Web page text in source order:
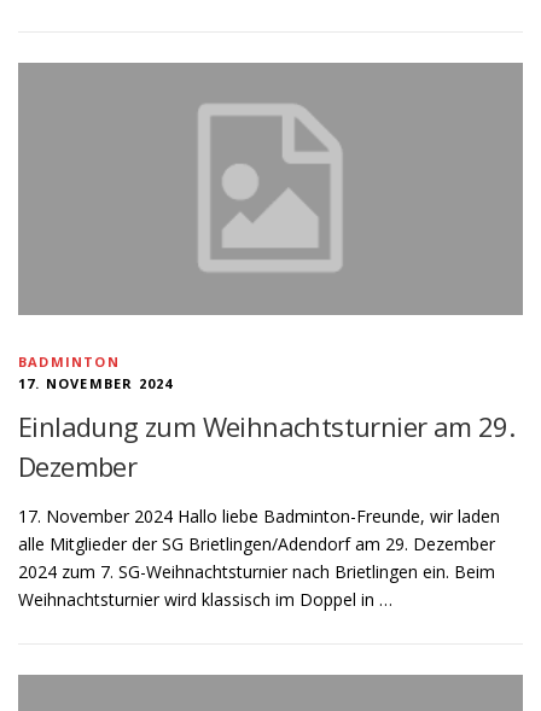
BADMINTON
17. NOVEMBER 2024
Einladung zum Weihnachtsturnier am 29.
Dezember
17. November 2024 Hallo liebe Badminton-Freunde, wir laden
alle Mitglieder der SG Brietlingen/Adendorf am 29. Dezember
2024 zum 7. SG-Weihnachtsturnier nach Brietlingen ein. Beim
Weihnachtsturnier wird klassisch im Doppel in …